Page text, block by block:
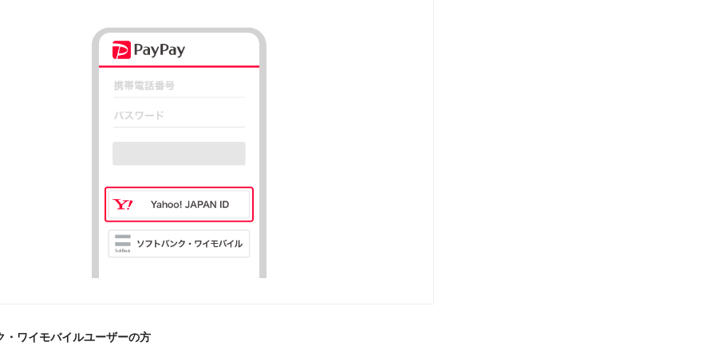
・ワイモバイルユーザーの方